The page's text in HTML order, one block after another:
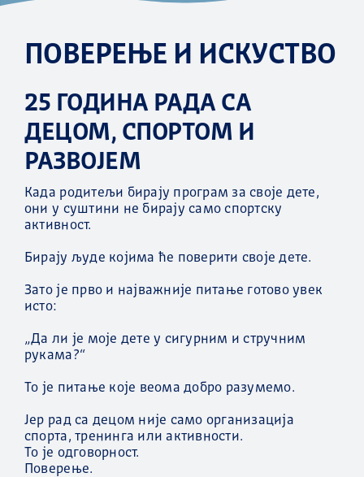
ПОВЕРЕЊЕ И ИСКУСТВО
25 ГОДИНА РАДА СА
ДЕЦОМ, СПОРТОМ И
РАЗВОЈЕМ
Када родитељи бирају програм за своје дете,
они у суштини не бирају само спортску
активност.
Бирају људе којима ће поверити своје дете.
Зато је прво и најважније питање готово увек
исто:
„Да ли је моје дете у сигурним и стручним
рукама?“
То је питање које веома добро разумемо.
Јер рад са децом није само организација
спорта, тренинга или активности.
То је одговорност.
Поверење.